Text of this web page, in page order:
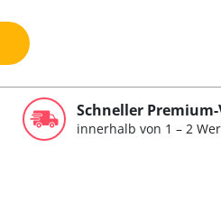
Schneller
innerhalb von 1 – 2